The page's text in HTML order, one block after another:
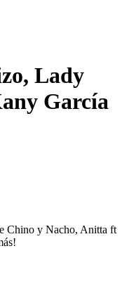
Lady
García
Chino y Nacho, Anitta ft